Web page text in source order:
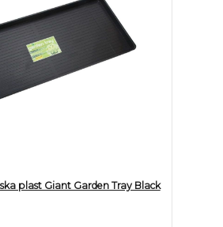
plast Giant Garden Tray Black